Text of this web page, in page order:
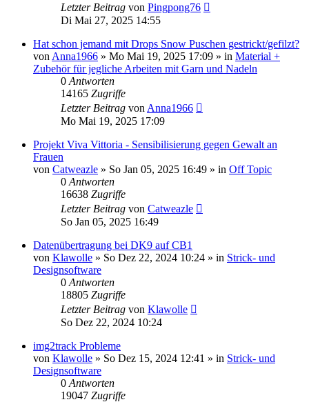
Letzter Beitrag von Pingpong76
Di Mai 27, 2025 14:55
Hat schon jemand mit Drops Snow Puschen gestrickt/gefilzt?
von Anna1966 » Mo Mai 19, 2025 17:09 » in Material +
Zubehör für jegliche Arbeiten mit Garn und Nadeln
0 Antworten
14165 Zugriffe
Letzter Beitrag von Anna1966
Mo Mai 19, 2025 17:09
Projekt Viva Vittoria - Sensibilisierung gegen Gewalt an
Frauen
von Catweazle » So Jan 05, 2025 16:49 » in Off Topic
0 Antworten
16638 Zugriffe
Letzter Beitrag von Catweazle
So Jan 05, 2025 16:49
Datenübertragung bei DK9 auf CB1
von Klawolle » So Dez 22, 2024 10:24 » in Strick- und
Designsoftware
0 Antworten
18805 Zugriffe
Letzter Beitrag von Klawolle
So Dez 22, 2024 10:24
img2track Probleme
von Klawolle » So Dez 15, 2024 12:41 » in Strick- und
Designsoftware
0 Antworten
19047 Zugriffe